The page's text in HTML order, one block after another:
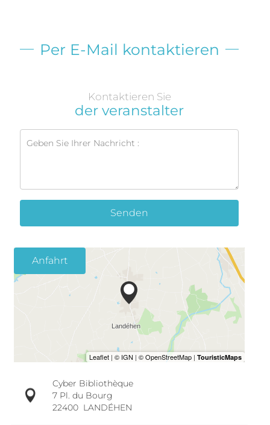
Per E-Mail kontaktieren
Kontaktieren Sie
der veranstalter
Senden
Anfahrt
Cyber Bibliothèque
7 Pl. du Bourg
22400 LANDÉHEN